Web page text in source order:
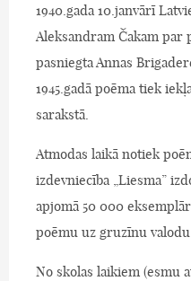
1940.gada 10.janvārī
Aleksandram Čakam par
pasniegta Annas
1945.gadā poēma tiek
sarakstā.
Atmodas laikā notiek
izdevniecība „Liesma”
apjomā 50 000
poēmu uz gruzīnu
No skolas laikiem (esmu